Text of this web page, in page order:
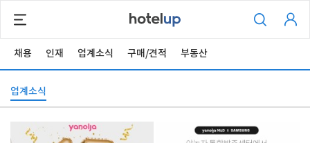
채용 인재 업계소식 구매/견적 부동산
업계소식